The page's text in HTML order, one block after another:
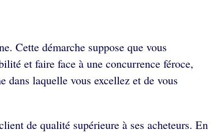
Cette démarche suppose que vous
et faire face à une concurrence féroce,
dans laquelle vous excellez et de vous
de qualité supérieure à ses acheteurs. En